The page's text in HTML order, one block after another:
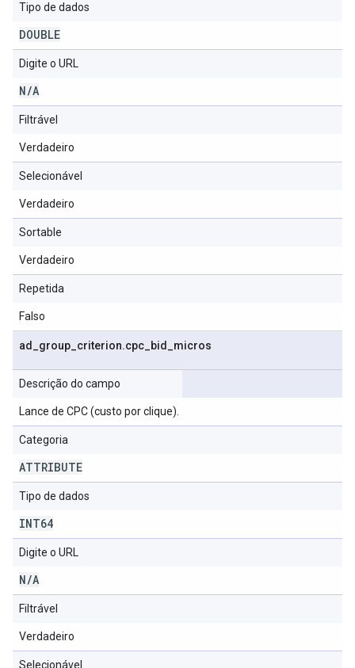
Tipo de dados
DOUBLE
Digite o URL
N/A
Filtrável
Verdadeiro
Selecionável
Verdadeiro
Sortable
Verdadeiro
Repetida
Falso
ad group criterion.cpc bid micros
Descrição do campo
Lance de CPC (custo por clique).
Categoria
ATTRIBUTE
Tipo de dados
INT64
Digite o URL
N/A
Filtrável
Verdadeiro
Selecionável